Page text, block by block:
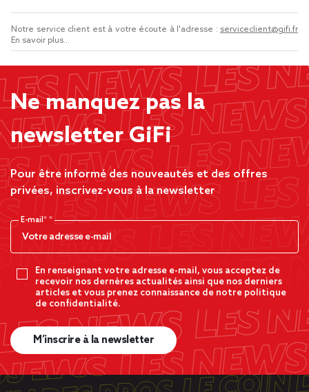
Notre service client est à votre écoute à l'adresse : serviceclient@gifi.fr
En savoir plus...
Ne manquez pas la
newsletter GiFi
Pour être informé des nouveautés et des offres
privées, inscrivez-vous à la newsletter
E-mail*
En renseignant votre adresse e-mail, vous acceptez de
recevoir nos dernères actualités ainsi que nos derniers
articles et vous prenez connaissance de notre politique
de confidentialité.
M’inscrire à la newsletter